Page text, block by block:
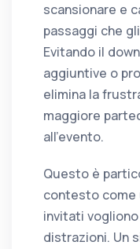
scansionare e
passaggi che
Evitando il
aggiuntive o
elimina la
maggiore
all'evento.
Questo è
contesto come
invitati
distrazioni. Un